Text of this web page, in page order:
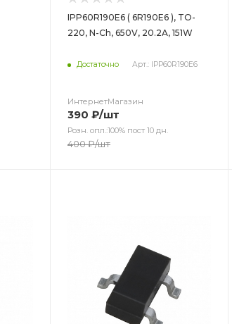
IPP60R190E6 ( 6R190E6 ), TO-
220, N-Ch, 650V, 20.2A, 151W
Достаточно Арт.: IPP60R190E6
ИнтернетМагазин
390 ₽/шт
Розн. опл.:100% пост 10 дн.
400₽/шт